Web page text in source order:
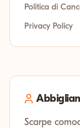
Politica di
Privacy Policy
Scarpe